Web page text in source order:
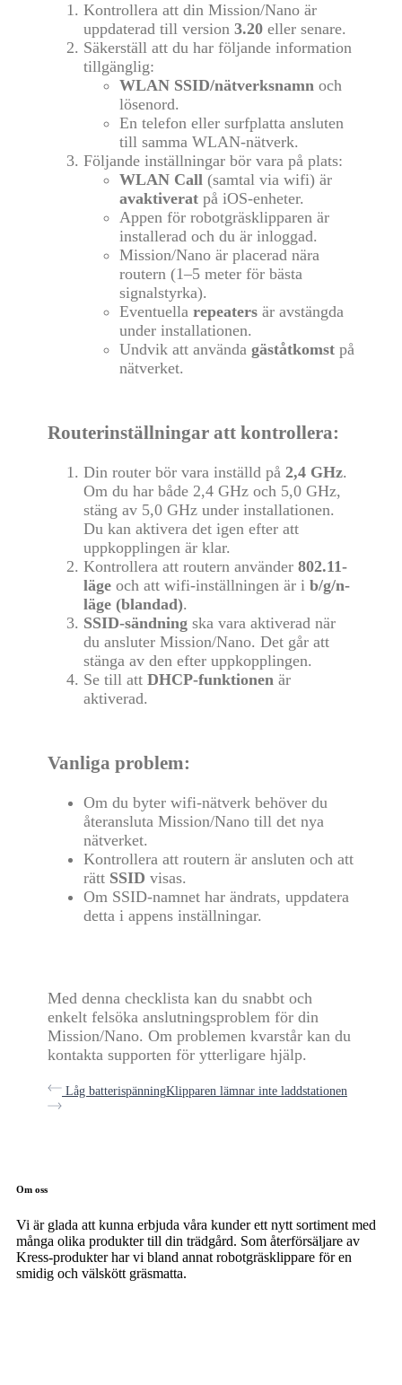
Kontrollera att din Mission/Nano är
uppdaterad till version 3.20 eller senare.
Säkerställ att du har följande information
tillgänglig:
WLAN SSID/nätverksnamn och
lösenord.
En telefon eller surfplatta ansluten
till samma WLAN-nätverk.
Följande inställningar bör vara på plats:
WLAN Call (samtal via wifi) är
avaktiverat på iOS-enheter.
Appen för robotgräsklipparen är
installerad och du är inloggad.
Mission/Nano är placerad nära
routern (1–5 meter för bästa
signalstyrka).
Eventuella repeaters är avstängda
under installationen.
Undvik att använda gäståtkomst på
nätverket.
Routerinställningar att kontrollera:
Din router bör vara inställd på 2,4 GHz.
Om du har både 2,4 GHz och 5,0 GHz,
stäng av 5,0 GHz under installationen.
Du kan aktivera det igen efter att
uppkopplingen är klar.
Kontrollera att routern använder 802.11-
läge och att wifi-inställningen är i b/g/n-
läge (blandad).
SSID-sändning ska vara aktiverad när
du ansluter Mission/Nano. Det går att
stänga av den efter uppkopplingen.
Se till att DHCP-funktionen är
aktiverad.
Vanliga problem:
Om du byter wifi-nätverk behöver du
återansluta Mission/Nano till det nya
nätverket.
Kontrollera att routern är ansluten och att
rätt SSID visas.
Om SSID-namnet har ändrats, uppdatera
detta i appens inställningar.
Med denna checklista kan du snabbt och
enkelt felsöka anslutningsproblem för din
Mission/Nano. Om problemen kvarstår kan du
kontakta supporten för ytterligare hjälp.
Låg batterispänningKlipparen lämnar inte laddstationen
Om oss
Vi är glada att kunna erbjuda våra kunder ett nytt sortiment med
många olika produkter till din trädgård. Som återförsäljare av
Kress-produkter har vi bland annat robotgräsklippare för en
smidig och välskött gräsmatta.